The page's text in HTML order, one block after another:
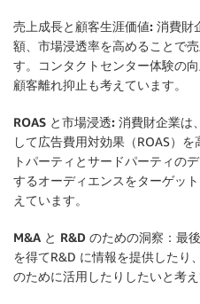
売上成長と顧客生涯価値: 消費財
額、市場浸透率を高めることで
す。コンタクトセンター体験の
顧客離れ抑止も考えています。
ROAS と市場浸透: 消費財企業は
して広告費用対効果（ROAS）
トパーティとサードパーティの
するオーディエンスをターゲッ
えています。
M&A と R&D のための洞察： 最
を得てR&D に情報を提供したり
のために活用したりしたいと考え